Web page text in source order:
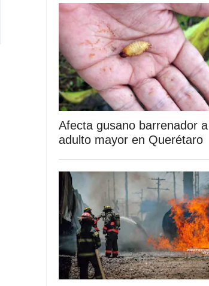
Afecta gusano barrenador a
adulto mayor en Querétaro